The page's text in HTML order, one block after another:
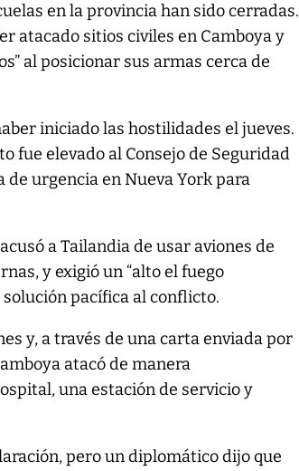
en la provincia han sido cerradas.
atacado sitios civiles en Camboya y
al posicionar sus armas cerca de
iniciado las hostilidades el jueves.
fue elevado al Consejo de Seguridad
de urgencia en Nueva York para
a Tailandia de usar aviones de
y exigió un “alto el fuego
pacífica al conflicto.
y, a través de una carta enviada por
atacó de manera
una estación de servicio y
pero un diplomático dijo que